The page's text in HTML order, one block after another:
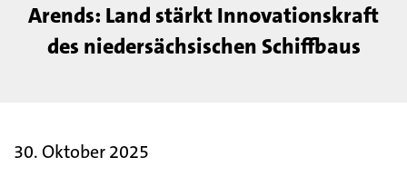
Arends: Land stärkt Innovationskraft
des niedersächsischen Schiffbaus
30. Oktober 2025